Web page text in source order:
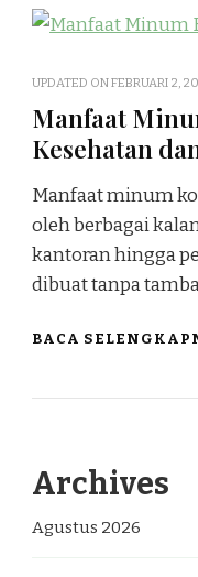
UPDATED ONFEBRUARI 2,
Manfaat
Kesehatan
Manfaat minum
oleh berbagai
kantoran hingga
dibuat tanpa
BACA
Archives
Agustus 2026